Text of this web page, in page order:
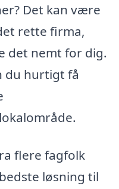
Det kan være
rette firma,
det nemt for dig.
du hurtigt få
flere fagfolk
løsning til